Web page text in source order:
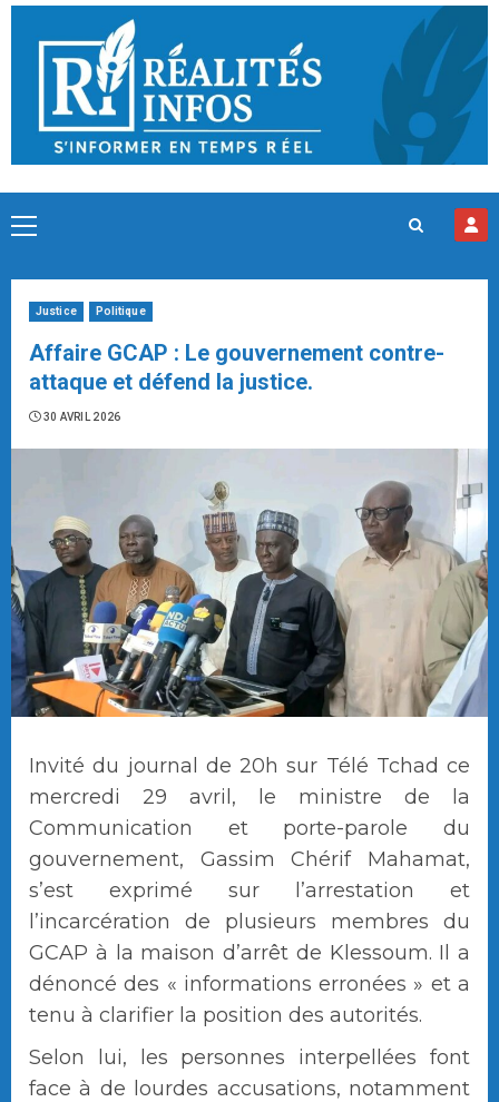
Skip
content
Primary
Justice Politique
Affaire GCAP : Le gouvernement contre-
attaque et défend la justice.
30 AVRIL 2026
Invité du journal de 20h sur Télé Tchad ce
mercredi 29 avril, le ministre de la
Communication et porte-parole du
gouvernement, Gassim Chérif Mahamat,
s’est exprimé sur l’arrestation et
l’incarcération de plusieurs membres du
GCAP à la maison d’arrêt de Klessoum. Il a
dénoncé des « informations erronées » et a
tenu à clarifier la position des autorités.
Selon lui, les personnes interpellées font
face à de lourdes accusations, notamment